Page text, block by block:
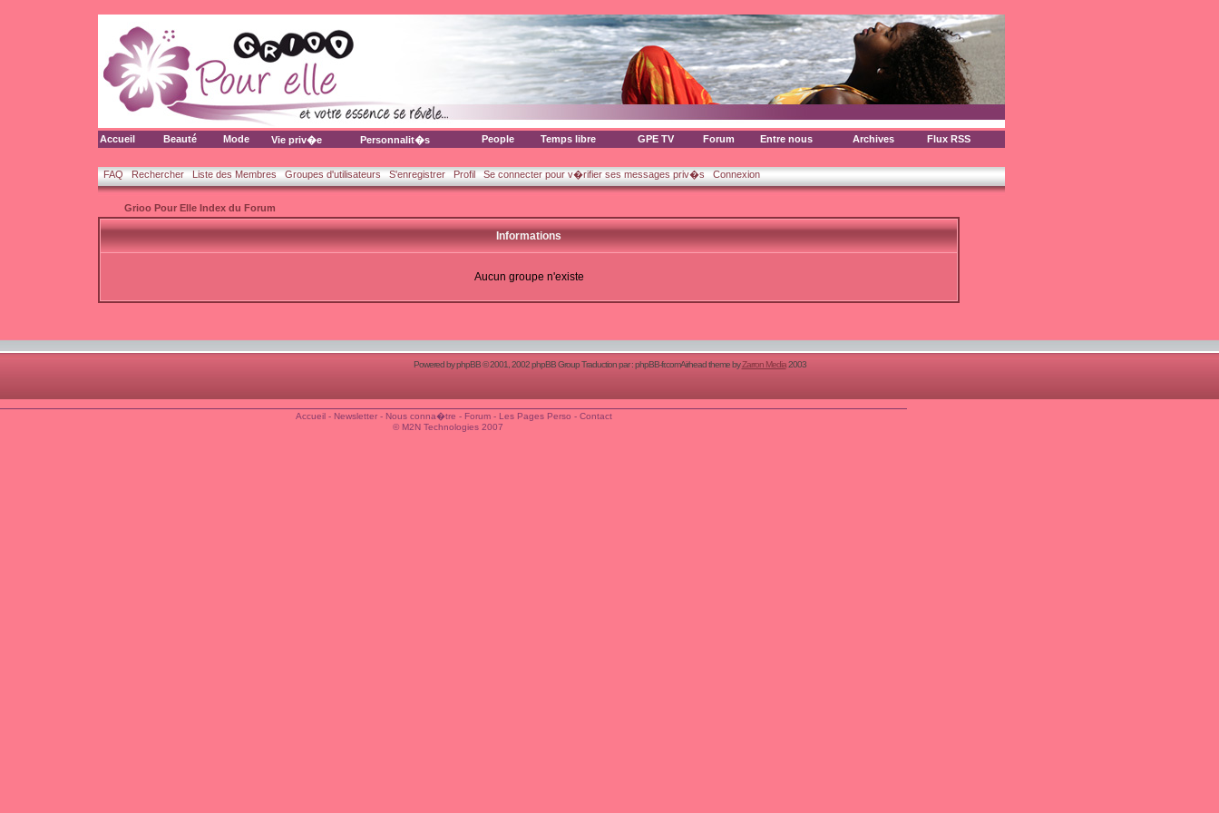
Accueil Beauté Mode Vie priv�e Personnalit�s People Temps libre GPE TV Forum Entre nous Archives Flux RSS
FAQ Rechercher Liste des Membres Groupes d'utilisateurs S'enregistrer Profil Se connecter pour v�rifier ses messages priv�s Connexion
Grioo Pour Elle Index du Forum
Informations
Aucun groupe n'existe
Powered byphpBB© 2001, 2002 phpBB Group Traduction par :phpBB-fr.comAirhead theme byZarron Media2003
Accueil- Newsletter- Nous conna�tre - Forum- Les Pages Perso - Contact
© M2N Technologies 2007